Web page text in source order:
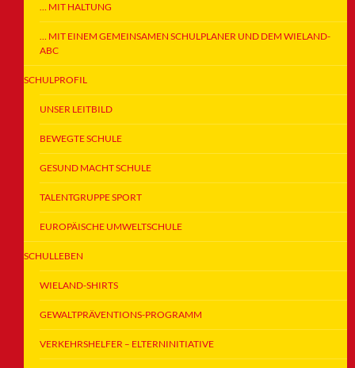
… MIT HALTUNG
… MIT EINEM GEMEINSAMEN SCHULPLANER UND DEM WIELAND-
ABC
SCHULPROFIL
UNSER LEITBILD
BEWEGTE SCHULE
GESUND MACHT SCHULE
TALENTGRUPPE SPORT
EUROPÄISCHE UMWELTSCHULE
SCHULLEBEN
WIELAND-SHIRTS
GEWALTPRÄVENTIONS-PROGRAMM
VERKEHRSHELFER – ELTERNINITIATIVE